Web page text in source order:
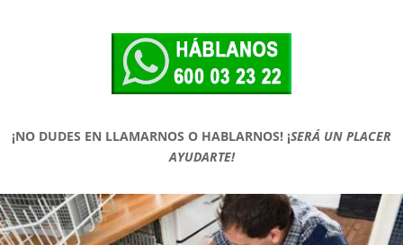
¡NO DUDES EN LLAMARNOS O HABLARNOS! ¡SERÁ UN PLACER
AYUDARTE!